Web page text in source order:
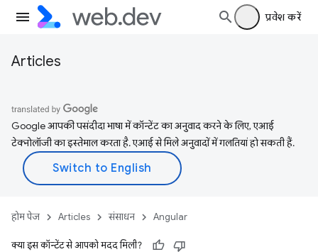
प्रवेश करें
Articles
Google आपकी पसंदीदा भाषा में कॉन्टेंट का अनुवाद करने के लिए, एआई
टेक्नोलॉजी का इस्तेमाल करता है. एआई से मिले अनुवादों में गलतियां हो सकती हैं.
होम पेज Articles संसाधन Angular
क्या इस कॉन्टेंट से आपको मदद मिली?